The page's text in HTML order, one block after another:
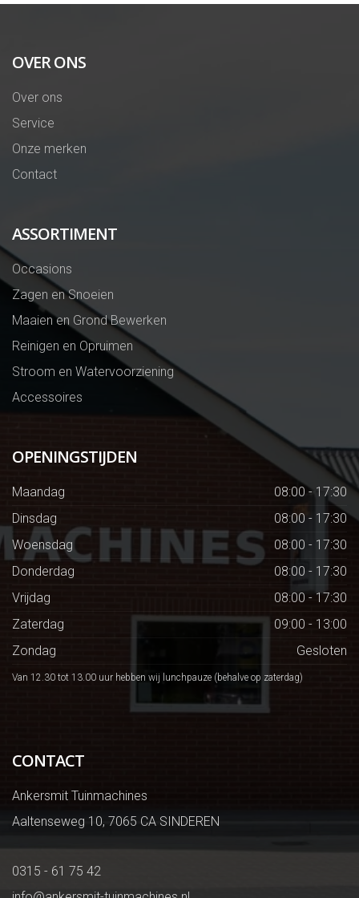
OVER ONS
Over ons
Service
Onze merken
Contact
ASSORTIMENT
Occasions
Zagen en Snoeien
Maaien en Grond Bewerken
Reinigen en Opruimen
Stroom en Watervoorziening
Accessoires
OPENINGSTIJDEN
Maandag
08:00 - 17:30
Dinsdag
08:00 - 17:30
Woensdag
08:00 - 17:30
Donderdag
08:00 - 17:30
Vrijdag
08:00 - 17:30
Zaterdag
09:00 - 13:00
Zondag
Gesloten
Van 12.30 tot 13.00 uur hebben wij lunchpauze (behalve op zaterdag)
CONTACT
Ankersmit Tuinmachines
Aaltenseweg 10, 7065 CA SINDEREN
0315 - 61 75 42